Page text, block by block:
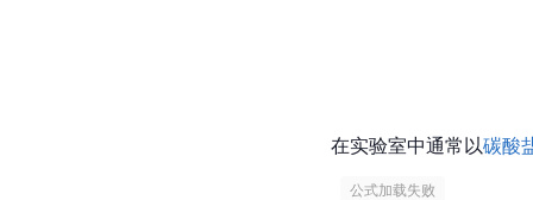
在实验室中通常以碳酸
公式加载失败